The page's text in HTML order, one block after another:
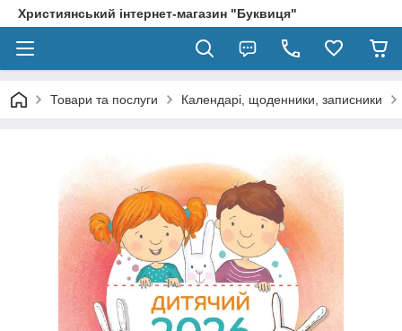
Християнський інтернет-магазин "Буквиця"
Товари та послуги Календарі, щоденники, записники